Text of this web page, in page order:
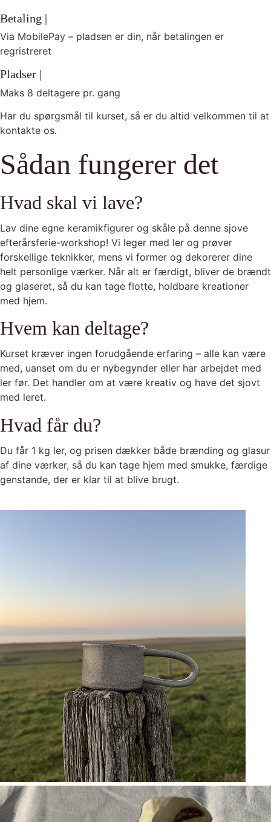
Betaling |
Via MobilePay – pladsen er din, når betalingen er
regristreret
Pladser |
Maks 8 deltagere pr. gang
Har du spørgsmål til kurset, så er du altid velkommen til at
kontakte os.
Sådan fungerer det
Hvad skal vi lave?
Lav dine egne keramikfigurer og skåle på denne sjove
efterårsferie-workshop! Vi leger med ler og prøver
forskellige teknikker, mens vi former og dekorerer dine
helt personlige værker. Når alt er færdigt, bliver de brændt
og glaseret, så du kan tage flotte, holdbare kreationer
med hjem.
Hvem kan deltage?
Kurset kræver ingen forudgående erfaring – alle kan være
med, uanset om du er nybegynder eller har arbejdet med
ler før. Det handler om at være kreativ og have det sjovt
med leret.
Hvad får du?
Du får 1 kg ler, og prisen dækker både brænding og glasur
af dine værker, så du kan tage hjem med smukke, færdige
genstande, der er klar til at blive brugt.